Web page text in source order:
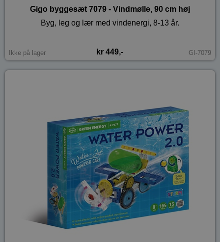
Gigo byggesæt 7079 - Vindmølle, 90 cm høj
Byg, leg og lær med vindenergi, 8-13 år.
Ikke på lager kr 449,- GI-7079